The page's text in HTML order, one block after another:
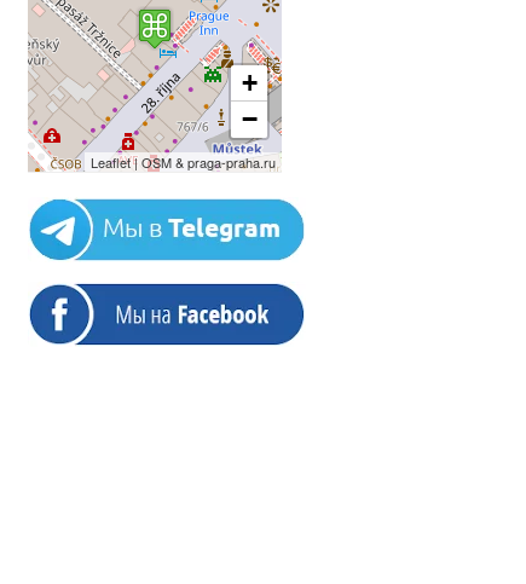
+
−
Leaflet | OSM & praga-praha.ru